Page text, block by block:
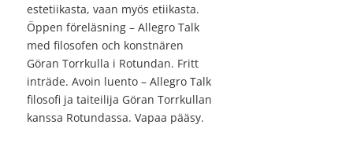
estetiikasta, vaan myös etiikasta.
Öppen föreläsning – Allegro Talk
med filosofen och konstnären
Göran Torrkulla i Rotundan. Fritt
inträde. Avoin luento – Allegro Talk
filosofi ja taiteilija Göran Torrkullan
kanssa Rotundassa. Vapaa pääsy.